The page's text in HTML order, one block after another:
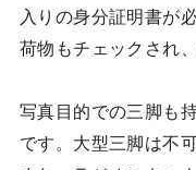
入りの身分証明書が必
荷物もチェックされ
写真目的での三脚も
です。大型三脚は不可